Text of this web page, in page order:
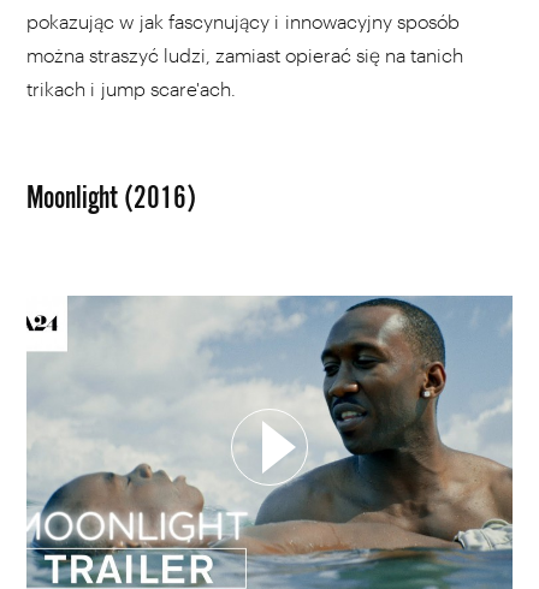
pokazując w jak fascynujący i innowacyjny sposób
można straszyć ludzi, zamiast opierać się na tanich
trikach i jump scare'ach.
Moonlight (2016)
WYBIERZ SWOJĄ PLAYLISTĘ
DODAJ TEN FILM DO PLAYLISTY